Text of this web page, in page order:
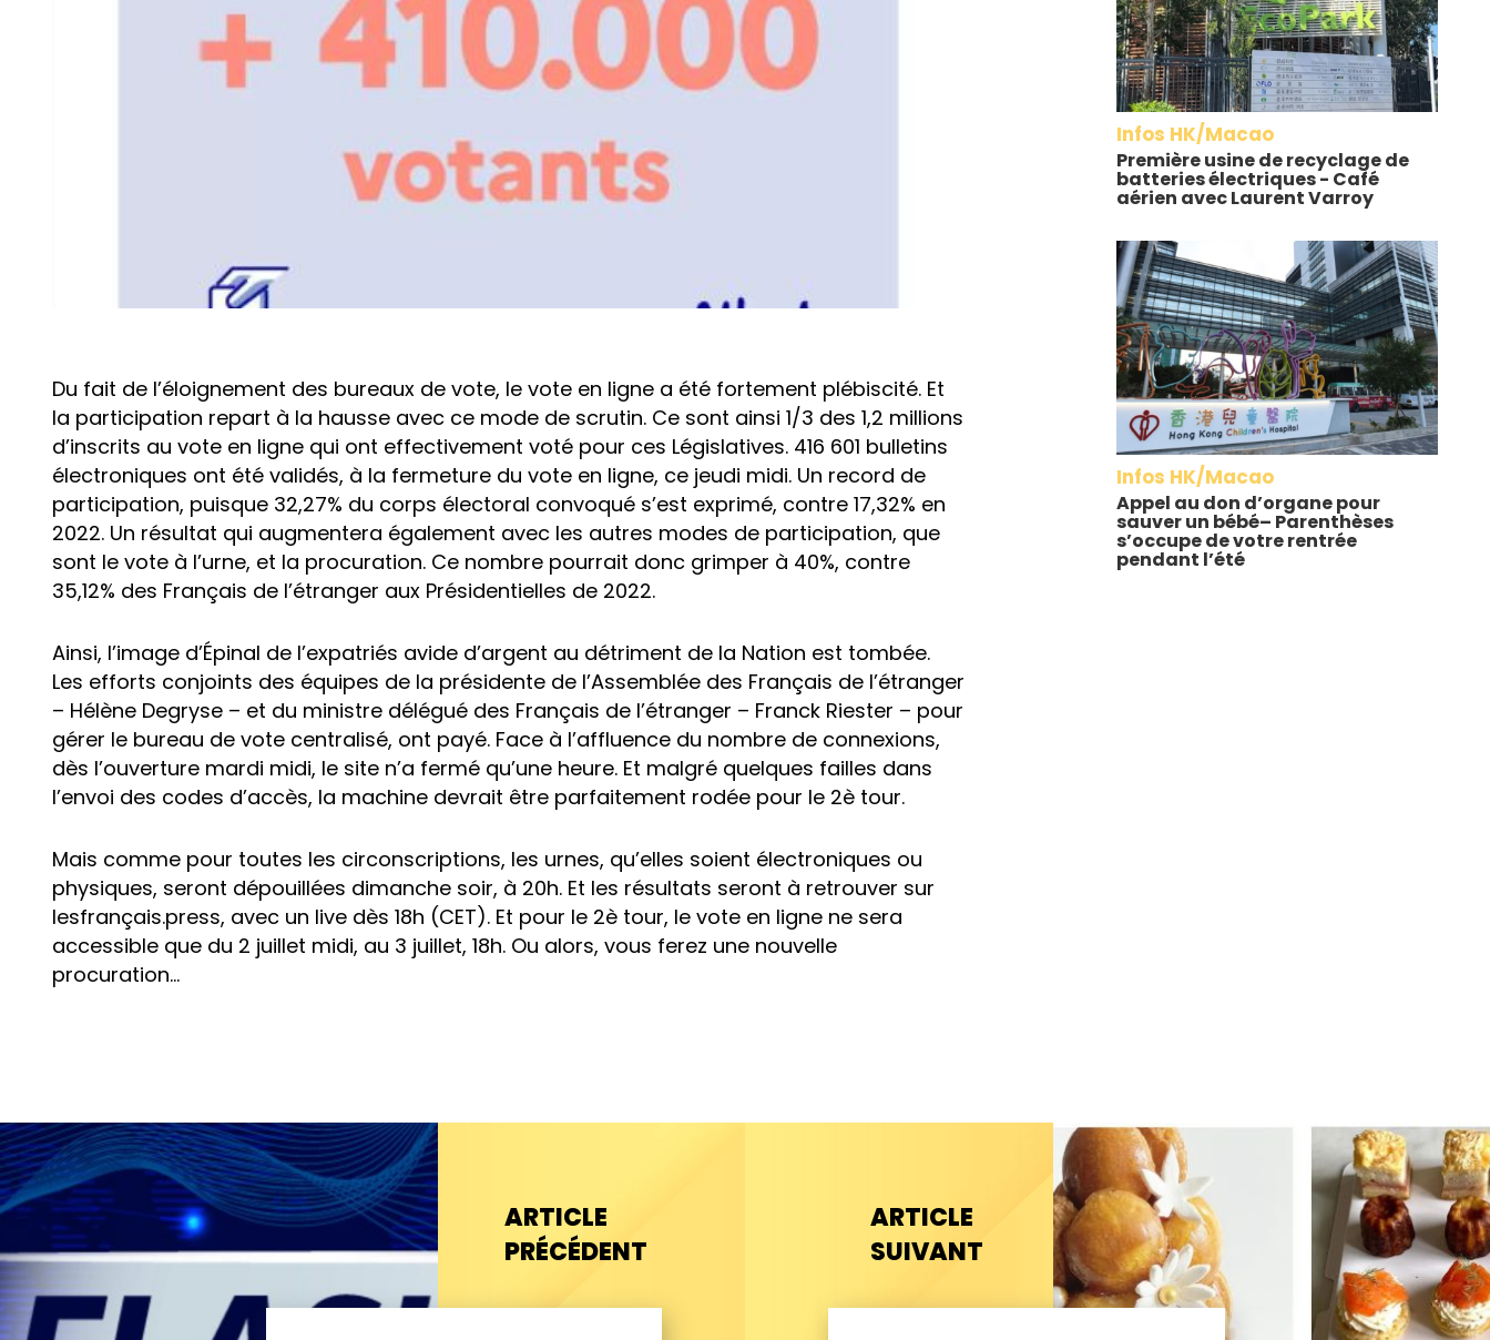
Du fait de l’éloignement des bureaux de vote, le vote en ligne a été fortement plébiscité. Et
la participation repart à la hausse avec ce mode de scrutin. Ce sont ainsi 1/3 des 1,2 millions
d’inscrits au vote en ligne qui ont effectivement voté pour ces Législatives. 416 601 bulletins
électroniques ont été validés, à la fermeture du vote en ligne, ce jeudi midi. Un record de
participation, puisque 32,27% du corps électoral convoqué s’est exprimé, contre 17,32% en
2022. Un résultat qui augmentera également avec les autres modes de participation, que
sont le vote à l’urne, et la procuration. Ce nombre pourrait donc grimper à 40%, contre
35,12% des Français de l’étranger aux Présidentielles de 2022.
Ainsi, l’image d’Épinal de l’expatriés avide d’argent au détriment de la Nation est tombée.
Les efforts conjoints des équipes de la présidente de l’Assemblée des Français de l’étranger
– Hélène Degryse – et du ministre délégué des Français de l’étranger – Franck Riester – pour
gérer le bureau de vote centralisé, ont payé. Face à l’affluence du nombre de connexions,
dès l’ouverture mardi midi, le site n’a fermé qu’une heure. Et malgré quelques failles dans
l’envoi des codes d’accès, la machine devrait être parfaitement rodée pour le 2è tour.
Mais comme pour toutes les circonscriptions, les urnes, qu’elles soient électroniques ou
physiques, seront dépouillées dimanche soir, à 20h. Et les résultats seront à retrouver sur
lesfrançais.press, avec un live dès 18h (CET). Et pour le 2è tour, le vote en ligne ne sera
accessible que du 2 juillet midi, au 3 juillet, 18h. Ou alors, vous ferez une nouvelle
procuration…
Infos HK/Macao
Première usine de recyclage de
batteries électriques - Café
aérien avec Laurent Varroy
Infos HK/Macao
Appel au don d’organe pour
sauver un bébé– Parenthèses
s’occupe de votre rentrée
pendant l’été
ARTICLE
PRÉCÉDENT
ARTICLE
SUIVANT